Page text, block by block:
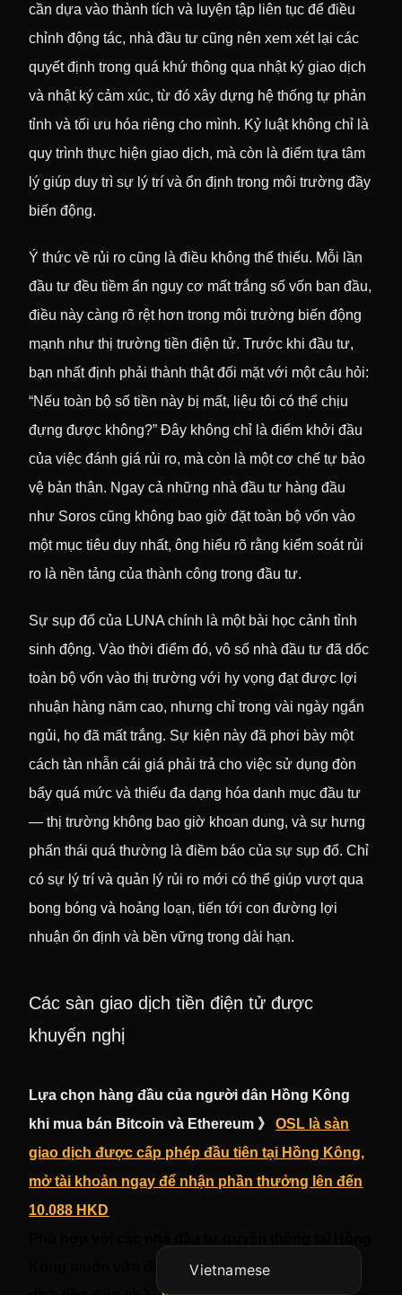
cần dựa vào thành tích và luyện tập liên tục để điều
chỉnh động tác, nhà đầu tư cũng nên xem xét lại các
quyết định trong quá khứ thông qua nhật ký giao dịch
và nhật ký cảm xúc, từ đó xây dựng hệ thống tự phản
tỉnh và tối ưu hóa riêng cho mình. Kỷ luật không chỉ là
quy trình thực hiện giao dịch, mà còn là điểm tựa tâm
lý giúp duy trì sự lý trí và ổn định trong môi trường đầy
biến động.
Ý thức về rủi ro cũng là điều không thể thiếu. Mỗi lần
đầu tư đều tiềm ẩn nguy cơ mất trắng số vốn ban đầu,
điều này càng rõ rệt hơn trong môi trường biến động
mạnh như thị trường tiền điện tử. Trước khi đầu tư,
bạn nhất định phải thành thật đối mặt với một câu hỏi:
“Nếu toàn bộ số tiền này bị mất, liệu tôi có thể chịu
đựng được không?” Đây không chỉ là điểm khởi đầu
của việc đánh giá rủi ro, mà còn là một cơ chế tự bảo
vệ bản thân. Ngay cả những nhà đầu tư hàng đầu
như Soros cũng không bao giờ đặt toàn bộ vốn vào
một mục tiêu duy nhất, ông hiểu rõ rằng kiểm soát rủi
ro là nền tảng của thành công trong đầu tư.
Sự sụp đổ của LUNA chính là một bài học cảnh tỉnh
sinh động. Vào thời điểm đó, vô số nhà đầu tư đã dốc
toàn bộ vốn vào thị trường với hy vọng đạt được lợi
nhuận hàng năm cao, nhưng chỉ trong vài ngày ngắn
ngủi, họ đã mất trắng. Sự kiện này đã phơi bày một
cách tàn nhẫn cái giá phải trả cho việc sử dụng đòn
bẩy quá mức và thiếu đa dạng hóa danh mục đầu tư
— thị trường không bao giờ khoan dung, và sự hưng
phấn thái quá thường là điềm báo của sự sụp đổ. Chỉ
có sự lý trí và quản lý rủi ro mới có thể giúp vượt qua
bong bóng và hoảng loạn, tiến tới con đường lợi
nhuận ổn định và bền vững trong dài hạn.
Các sàn giao dịch tiền điện tử được
khuyến nghị
Lựa chọn hàng đầu của người dân Hồng Kông
khi mua bán Bitcoin và Ethereum 》OSL là sàn
giao dịch được cấp phép đầu tiên tại Hồng Kông,
mở tài khoản ngay để nhận phần thưởng lên đến
10.088 HKD
Kông muốn vừa đầu tư vào cổ phiếu vừa giao
Vietnamese
English
Japanese
Korean